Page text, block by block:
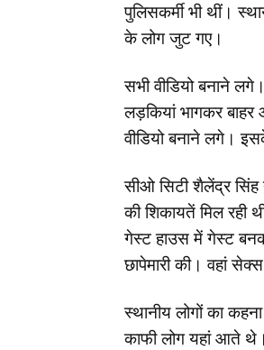
पुलिसकर्मी भी थीं।
के लोग जुट गए।
सभी वीडियो बनाने
लड़कियां भागकर
वीडियो बनाने लगे।
सीओ सिटी शैलेंद्र
की शिकायतें मिल रही
गेस्ट हाउस में गेस्ट
छापेमारी की। वहां
स्थानीय लोगों का
काफी लोग यहां आते